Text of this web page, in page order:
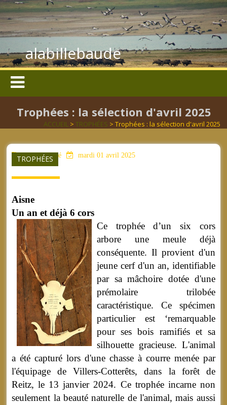
alabillebaude
Trophées : la sélection d'avril 2025
ACCUEIL> TROPHÉES > Trophées : la sélection d'avril 2025
TROPHÉES
aucun mot clé mardi 01 avril 2025
Aisne
Un an et déjà 6 cors
Ce trophée d’un six cors
arbore une meule déjà
conséquente. Il provient d'un
jeune cerf d'un an, identifiable
par sa mâchoire dotée d'une
prémolaire trilobée
caractéristique. Ce spécimen
particulier est ‘remarquable
pour ses bois ramifiés et sa
silhouette gracieuse. L'animal
a été capturé lors d'une chasse à courre menée par
l'équipage de Villers-Cotterêts, dans la forêt de
Reitz, le 13 janvier 2024. Ce trophée incarne non
seulement la beauté naturelle de l'animal, mais aussi